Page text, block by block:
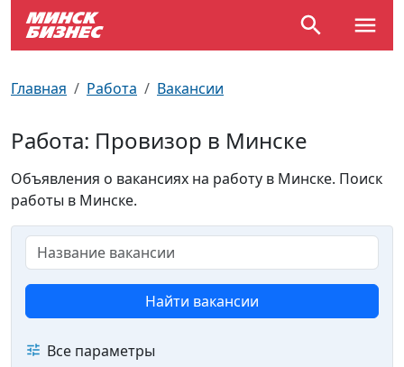
Главная Работа Вакансии
Работа: Провизор в Минске
Объявления о вакансиях на работу в Минске. Поиск
работы в Минске.
Найти вакансии
Все параметры
Улицы Минска
Производственный календарь
Документы для ЗАГСа
Пробки на дорогах
Самолеты